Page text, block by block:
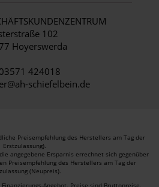
102
Hoyerswerda
03571 424018
schiefelbein.de
Preisempfehlung des Herstellers am Tag der
Erstzulassung).
angegebene Ersparnis errechnet sich gegenüber
Preisempfehlung des Herstellers am Tag der
(Neupreis).
Angebot. Preise sind Bruttopreise.